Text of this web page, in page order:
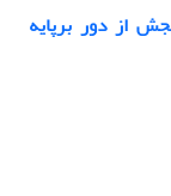
از دور برپایه